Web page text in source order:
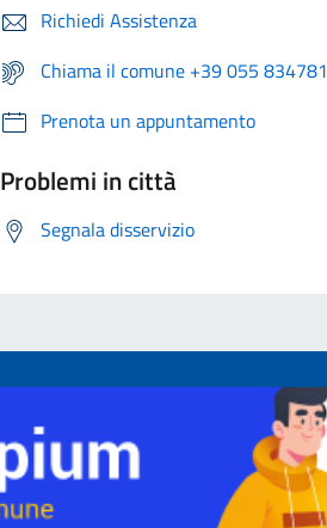
Richiedi Assistenza
Chiama il comune +39 055 834781
Prenota un appuntamento
Problemi in città
Segnala disservizio